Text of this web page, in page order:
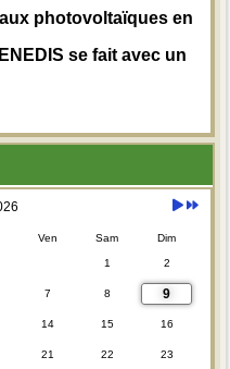
photovoltaïques en
se fait avec un
Ven Sam Dim
1 2
7 8 9
14 15 16
21 22 23